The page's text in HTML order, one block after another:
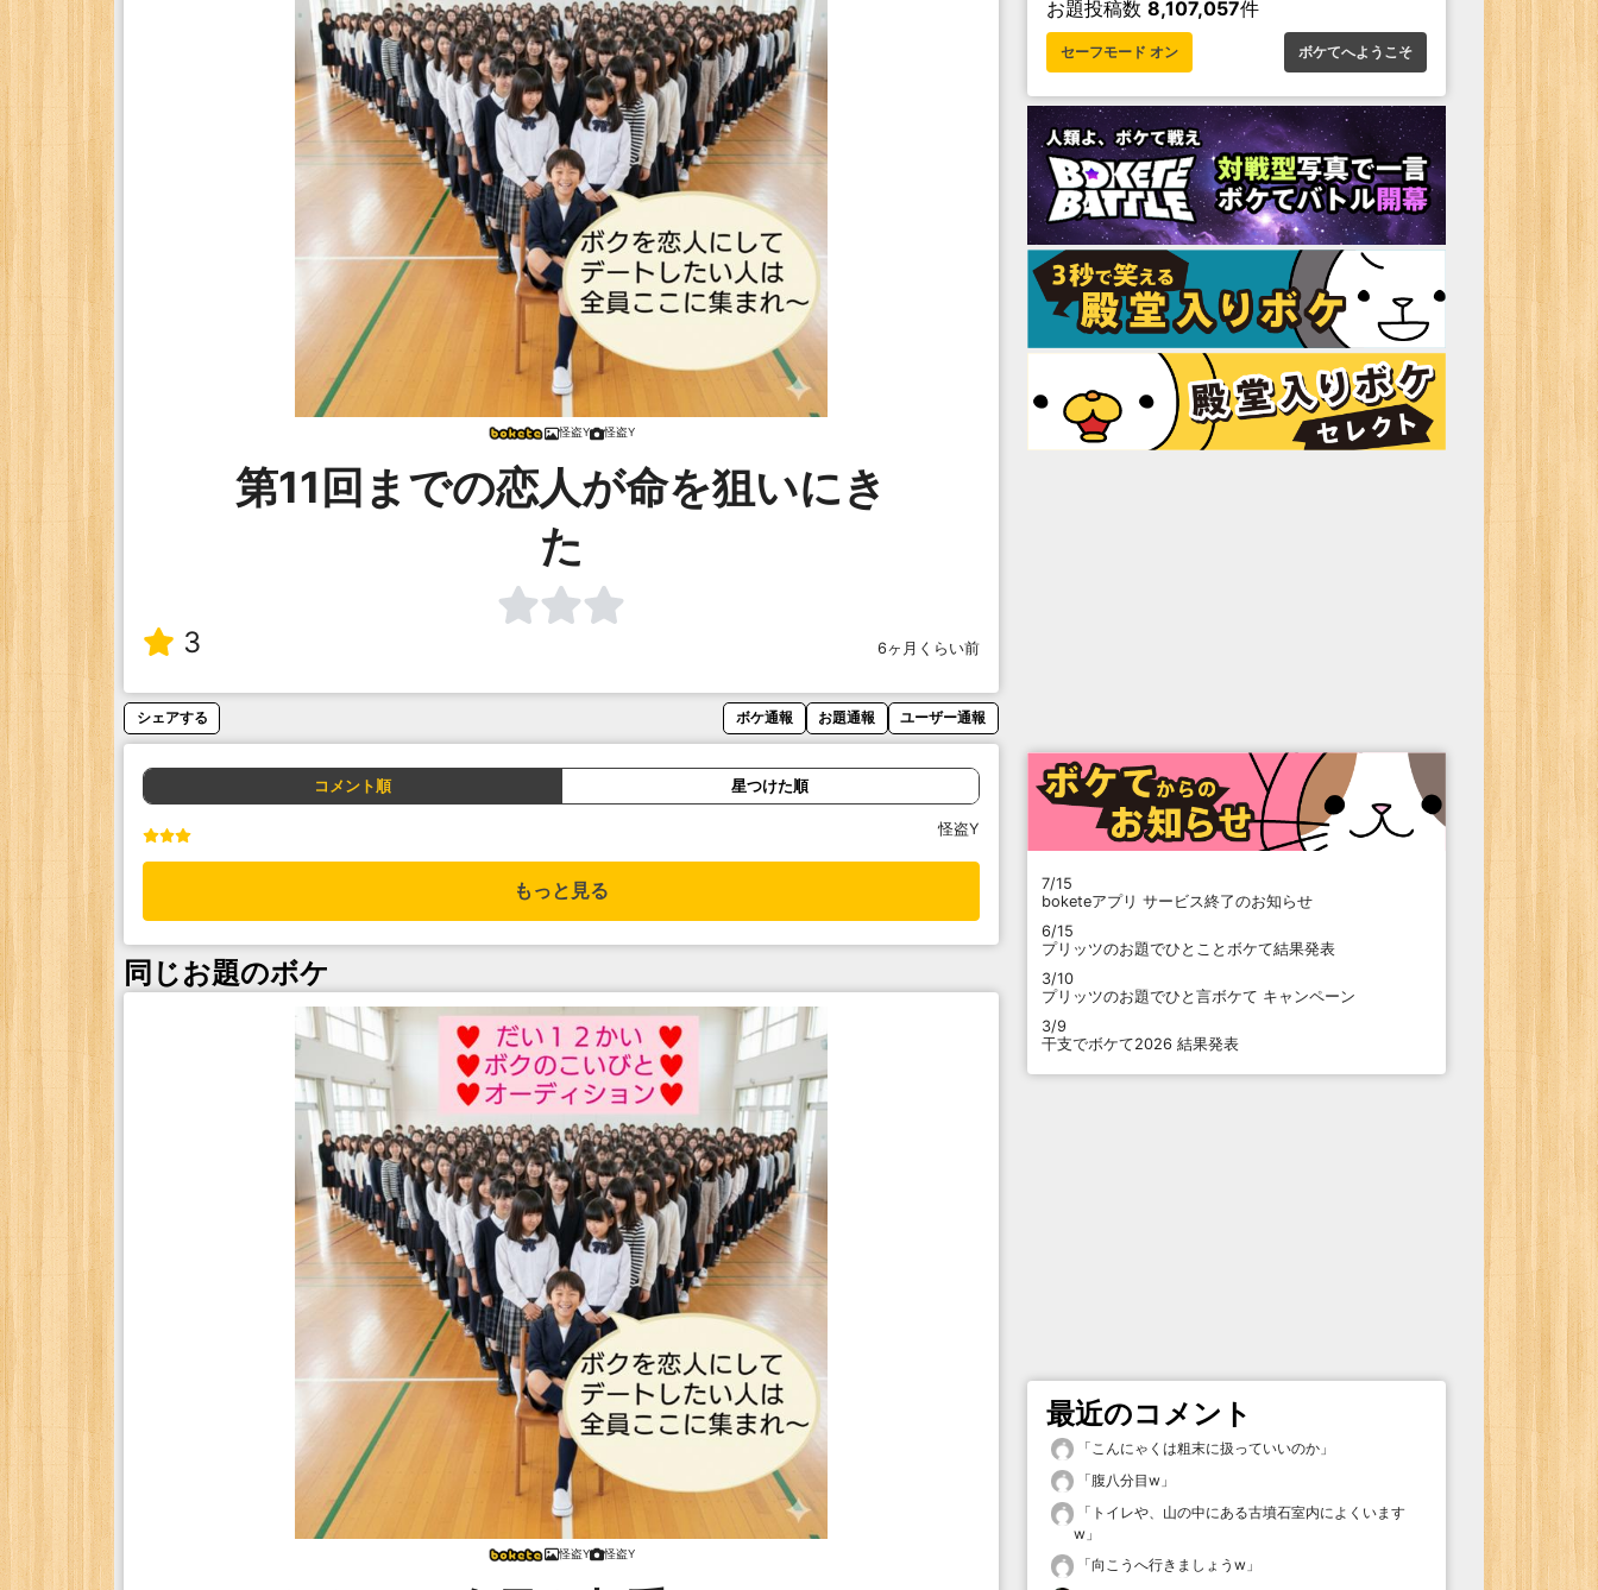
怪盗Y 怪盗Y
第11回までの恋人が命を狙いにき
た
3 6ヶ月くらい前
シェアする ボケ通報 お題通報 ユーザー通報
コメント順 星つけた順
怪盗Y
もっと見る
同じお題のボケ
怪盗Y 怪盗Y
お題投稿数 8,107,057件
セーフモード オン ボケてへようこそ
7/15
boketeアプリ サービス終了のお知らせ
6/15
プリッツのお題でひとことボケて結果発表
3/10
プリッツのお題でひと言ボケて キャンペーン
3/9
干支でボケて2026 結果発表
最近のコメント
「こんにゃくは粗末に扱っていいのか 」
「腹八分目w 」
「 トイレや、山の中にある古墳石室内によくいます
w 」
「向こうへ行きましょうw 」